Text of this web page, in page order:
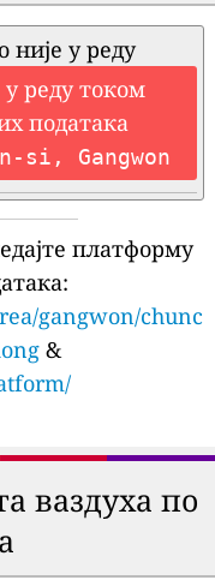
у реду
реду током
података
si, Gangwon
платформу
gangwon/chunc
&
ваздуха по